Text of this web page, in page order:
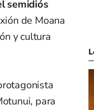
semidiós
de Moana
y cultura
para